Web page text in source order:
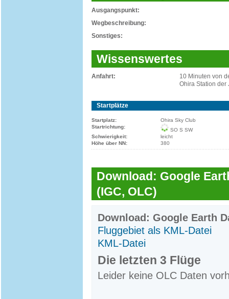
Ausgangspunkt:
Wegbeschreibung:
Sonstiges:
Wissenswertes
Anfahrt:
10 Minuten von
Ohira Station der
Startplätze
Startplatz:
Ohira Sky Club
Startrichtung:
SO S SW
Schwierigkeit:
leicht
Höhe über NN:
380
Download: Google
(IGC, OLC)
Download: Google Earth
Fluggebiet als KML-Datei
KML-Datei
Die letzten 3 Flüge
Leider keine OLC Daten